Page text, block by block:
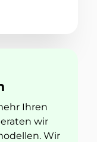
Ihren
wir
Wir